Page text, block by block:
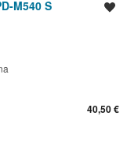
M540 S
40,50 €